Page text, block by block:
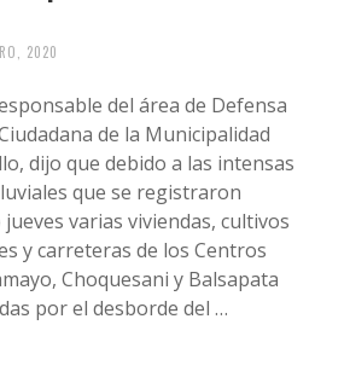
2020
del área de Defensa
de la Municipalidad
dijo que debido a las intensas
que se registraron
varias viviendas, cultivos
y carreteras de los Centros
Choquesani y Balsapata
por el desborde del …